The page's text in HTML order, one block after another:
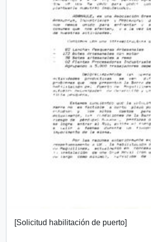
[Solicitud habilitación de puerto]